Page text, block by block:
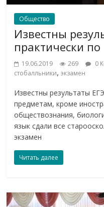
Общество
Известны
практически
19.06.2019 269 0
стобалльники,экзамен
Известны результаты
предметам, кроме
обществознания,
язык сдали все
экзамен
Читать далее